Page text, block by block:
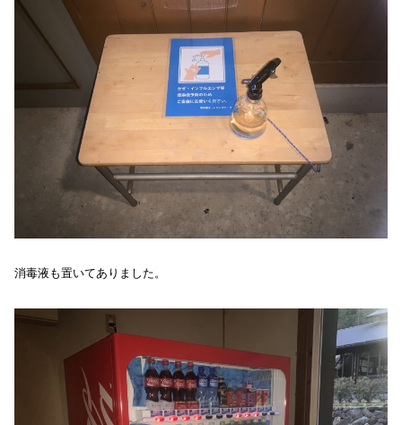
消毒液も置いてありました。